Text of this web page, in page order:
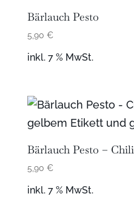
Bärlauch Pesto
5,90 €
inkl. 7 % MwSt.
Bärlauch Pesto – Chili
5,90 €
inkl. 7 % MwSt.